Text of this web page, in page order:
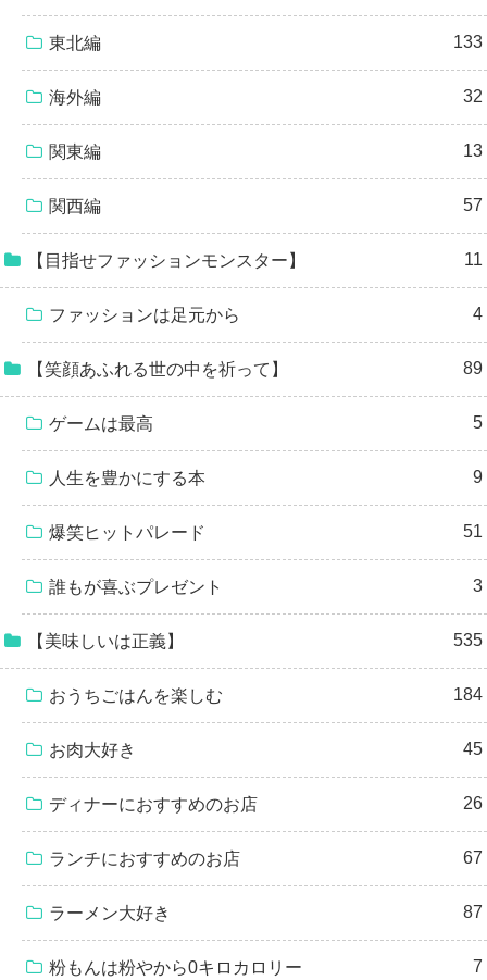
東北編 133
海外編 32
関東編 13
関西編 57
【目指せファッションモンスター】 11
ファッションは足元から 4
【笑顔あふれる世の中を祈って】 89
ゲームは最高 5
人生を豊かにする本 9
爆笑ヒットパレード 51
誰もが喜ぶプレゼント 3
【美味しいは正義】 535
おうちごはんを楽しむ 184
お肉大好き 45
ディナーにおすすめのお店 26
ランチにおすすめのお店 67
ラーメン大好き 87
粉もんは粉やから0キロカロリー 7